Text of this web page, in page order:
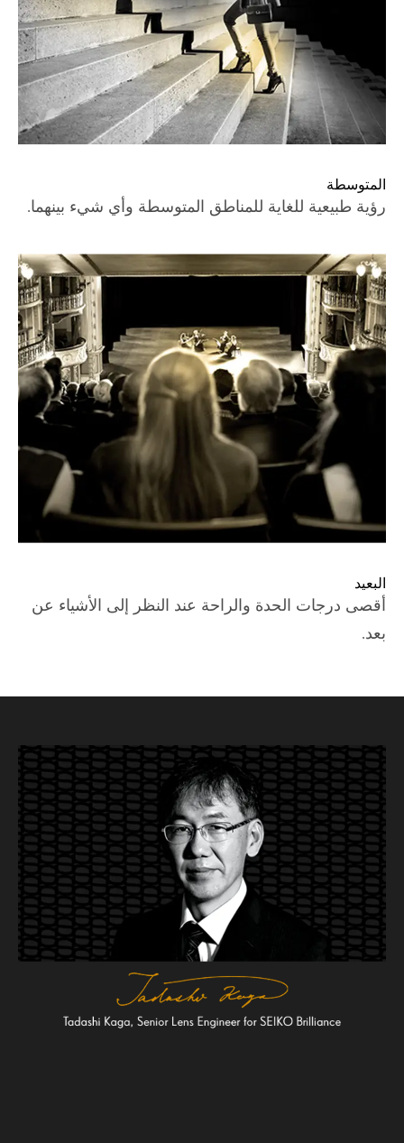
المتوسطة
رؤية طبيعية للغاية للمناطق المتوسطة وأي شيء بينهما.
البعيد
أقصى درجات الحدة والراحة عند النظر إلى الأشياء عن
بعد.